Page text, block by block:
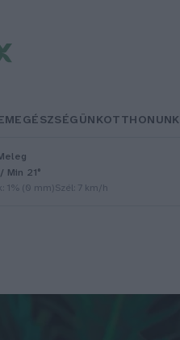
EGÉSZSÉGÜNKOTTHONUNK
Min 21°
1% (0 mm)Szél: 7 km/h